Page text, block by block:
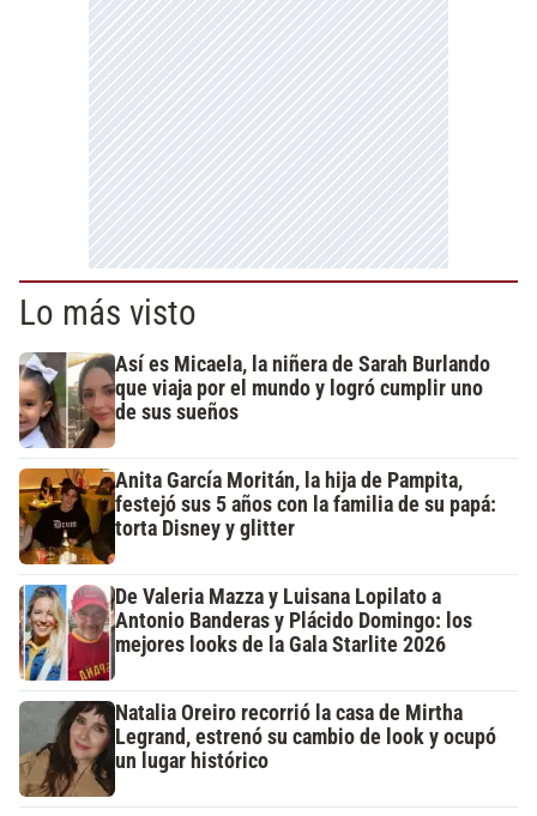
Lo más visto
Así es Micaela, la niñera de Sarah Burlando
que viaja por el mundo y logró cumplir uno
de sus sueños
Anita García Moritán, la hija de Pampita,
festejó sus 5 años con la familia de su papá:
torta Disney y glitter
De Valeria Mazza y Luisana Lopilato a
Antonio Banderas y Plácido Domingo: los
mejores looks de la Gala Starlite 2026
Natalia Oreiro recorrió la casa de Mirtha
Legrand, estrenó su cambio de look y ocupó
un lugar histórico